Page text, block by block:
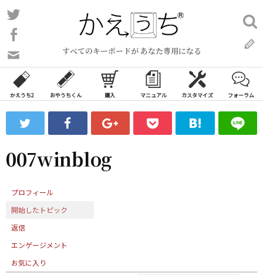
コ
ン
ン
ツ
ス
ッ
すべてのキーボードが あなた専用になる
い
合
わ
フ
ォ
ム
検
索:
かえうち2 おやうちくん 購入 マニュアル カスタマイズ フォーラム
007winblog
プロフィール
開始したトピック
返信
エンゲージメント
お気に入り